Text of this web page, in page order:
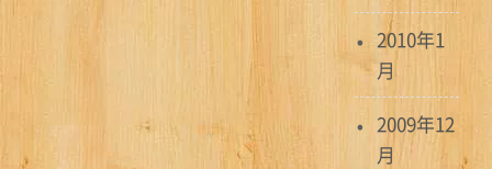
2010年1
月
2009年12
月